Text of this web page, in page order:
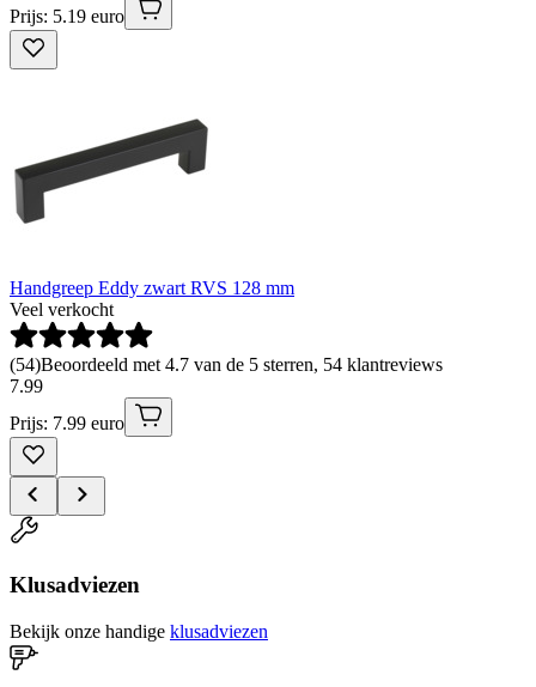
Prijs: 5.19 euro
Handgreep Eddy zwart RVS 128 mm
Veel verkocht
(54)Beoordeeld met 4.7 van de 5 sterren, 54 klantreviews
7.99
Prijs: 7.99 euro
Klusadviezen
Bekijk onze handige klusadviezen